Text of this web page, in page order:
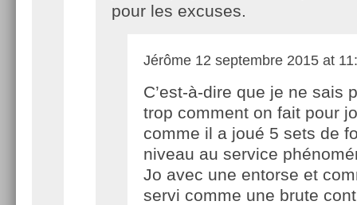
pour les excuses.
Jérôme 12 septembre 2015 at
C’est-à-dire que je ne sais
trop comment on fait pour
comme il a joué 5 sets de
niveau au service
Jo avec une entorse et
servi comme une brute